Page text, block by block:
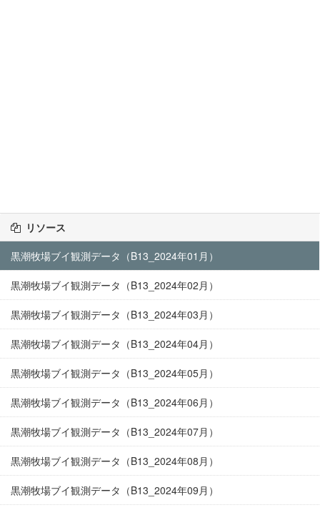
リソース
黒潮牧場ブイ観測データ（B13_2024年01月）
黒潮牧場ブイ観測データ（B13_2024年02月）
黒潮牧場ブイ観測データ（B13_2024年03月）
黒潮牧場ブイ観測データ（B13_2024年04月）
黒潮牧場ブイ観測データ（B13_2024年05月）
黒潮牧場ブイ観測データ（B13_2024年06月）
黒潮牧場ブイ観測データ（B13_2024年07月）
黒潮牧場ブイ観測データ（B13_2024年08月）
黒潮牧場ブイ観測データ（B13_2024年09月）